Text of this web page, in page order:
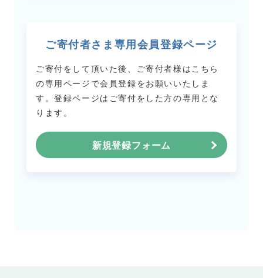
ご寄付者さま専用会員登録ページ
ご寄付をして頂いた後、ご寄付者様はこちら
の専用ページで会員登録をお願いいたしま
す。登録ページはご寄付をした方の専用とな
ります。
新規登録フォーム